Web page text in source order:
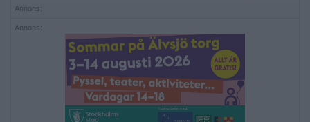
Annons:
Annons: